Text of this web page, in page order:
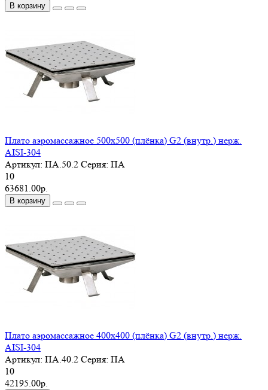
В корзину
Плато аэромассажное 500х500 (плёнка) G2 (внутр.) нерж.
AISI-304
Артикул: ПА.50.2 Серия: ПА
10
63681.00р.
В корзину
Плато аэромассажное 400х400 (плёнка) G2 (внутр.) нерж.
AISI-304
Артикул: ПА.40.2 Серия: ПА
10
42195.00р.